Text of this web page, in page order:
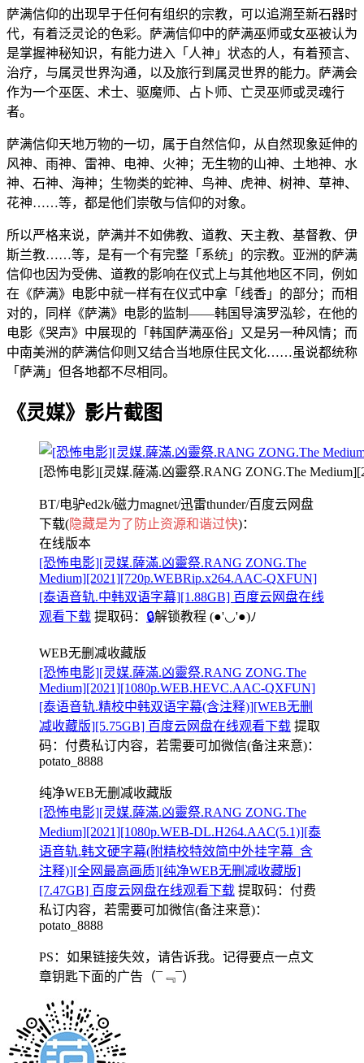
萨满信仰的出现早于任何有组织的宗教，可以追溯至新石器时
代，有着泛灵论的色彩。萨满信仰中的萨满巫师或女巫被认为
是掌握神秘知识，有能力进入「人神」状态的人，有着预言、
治疗，与属灵世界沟通，以及旅行到属灵世界的能力。萨满会
作为一个巫医、术士、驱魔师、占卜师、亡灵巫师或灵魂行
者。
萨满信仰天地万物的一切，属于自然信仰，从自然现象延伸的
风神、雨神、雷神、电神、火神；无生物的山神、土地神、水
神、石神、海神；生物类的蛇神、鸟神、虎神、树神、草神、
花神……等，都是他们崇敬与信仰的对象。
所以严格来说，萨满并不如佛教、道教、天主教、基督教、伊
斯兰教……等，是有一个有完整「系统」的宗教。亚洲的萨满
信仰也因为受佛、道教的影响在仪式上与其他地区不同，例如
在《萨满》电影中就一样有在仪式中拿「线香」的部分；而相
对的，同样《萨满》电影的监制——韩国导演罗泓轸，在他的
电影《哭声》中展现的「韩国萨满巫俗」又是另一种风情；而
中南美洲的萨满信仰则又结合当地原住民文化……虽说都统称
「萨满」但各地都不尽相同。
《灵媒》影片截图
[恐怖电影][灵媒.薩滿.凶靈祭.RANG ZONG.The
BT/电驴ed2k/磁力magnet/迅雷thunder/百度云网盘
下载(隐藏是为了防止资源和谐过快)：
在线版本
[恐怖电影][灵媒.薩滿.凶靈祭.RANG ZONG.The
Medium][2021][720p.WEBRip.x264.AAC-QXFUN]
[泰语音轨.中韩双语字幕][1.88GB] 百度云网盘在线
观看下载 提取码： 🔒解锁教程 (●'◡'●)ﾉ
WEB无删减收藏版
[恐怖电影][灵媒.薩滿.凶靈祭.RANG ZONG.The
Medium][2021][1080p.WEB.HEVC.AAC-QXFUN]
[泰语音轨.精校中韩双语字幕(含注释)][WEB无删
减收藏版][5.75GB] 百度云网盘在线观看下载 提取
码： 付费私订内容，若需要可加微信(备注来意)：
potato_8888
纯净WEB无删减收藏版
[恐怖电影][灵媒.薩滿.凶靈祭.RANG ZONG.The
Medium][2021][1080p.WEB-DL.H264.AAC(5.1)][泰
语音轨.韩文硬字幕(附精校特效简中外挂字幕_含
注释)][全网最高画质][纯净WEB无删减收藏版]
[7.47GB] 百度云网盘在线观看下载 提取码： 付费
私订内容，若需要可加微信(备注来意)：
potato_8888
PS：如果链接失效，请告诉我。记得要点一点文
章钥匙下面的广告 （¯﹃¯）